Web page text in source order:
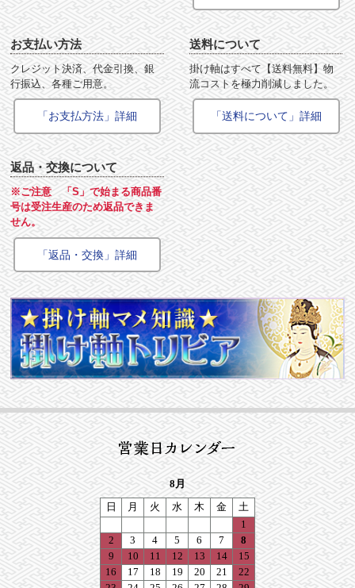
お支払い方法
クレジット決済、代金引換、銀
行振込、各種ご用意。
「お支払方法」詳細
送料について
掛け軸はすべて【送料無料】物
流コストを極力削減しました。
「送料について」詳細
返品・交換について
※ご注意 「S」で始まる商品番
号は受注生産のため返品できま
せん。
「返品・交換」詳細